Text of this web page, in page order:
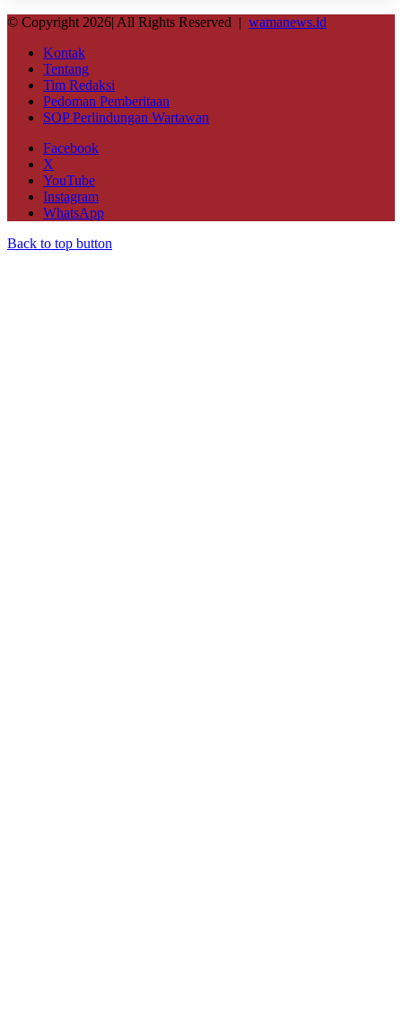
© Copyright 2026| All Rights Reserved | wamanews.id
Kontak
Tentang
Tim Redaksi
Pedoman Pemberitaan
SOP Perlindungan Wartawan
Facebook
X
YouTube
Instagram
WhatsApp
Back to top button